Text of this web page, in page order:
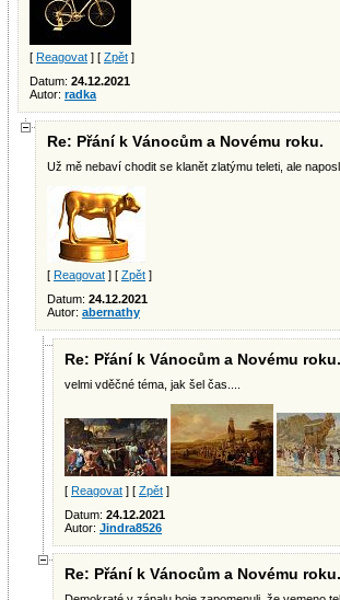
[ Reagovat ] [ Zpět ]
Datum: 24.12.2021
Autor: radka
Re: Přání k Vánocům a Novému roku.
Už mě nebaví chodit se klanět zlatýmu teleti, ale
[ Reagovat ] [ Zpět ]
Datum: 24.12.2021
Autor: abernathy
Re: Přání k Vánocům a Novému roku.
velmi vděčné téma, jak šel čas....
[ Reagovat ] [ Zpět ]
Datum: 24.12.2021
Autor: Jindra8526
Re: Přání k Vánocům a Novému roku.